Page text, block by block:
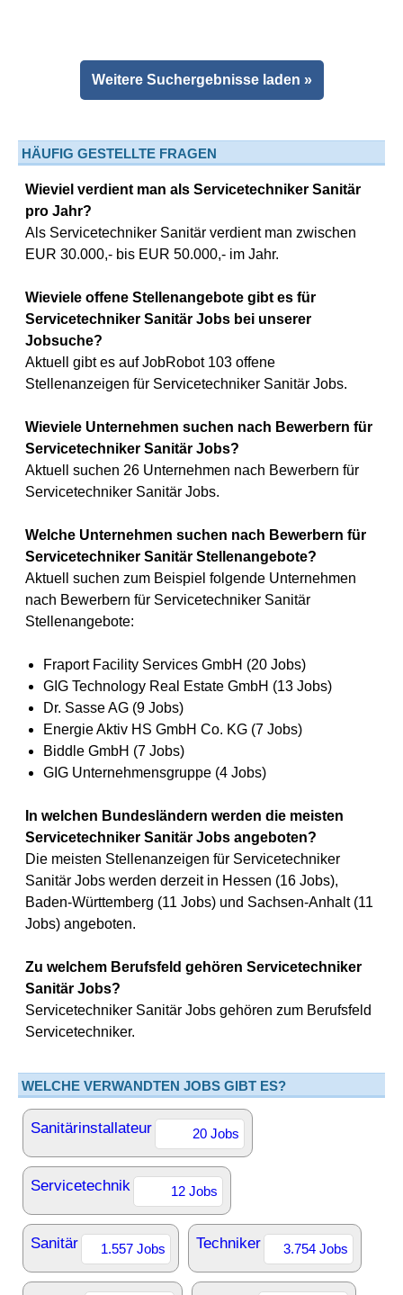
Weitere Suchergebnisse laden »
HÄUFIG GESTELLTE FRAGEN
Wieviel verdient man als Servicetechniker Sanitär
pro Jahr?
Als Servicetechniker Sanitär verdient man zwischen
EUR 30.000,- bis EUR 50.000,- im Jahr.
Wieviele offene Stellenangebote gibt es für
Servicetechniker Sanitär Jobs bei unserer
Jobsuche?
Aktuell gibt es auf JobRobot 103 offene
Stellenanzeigen für Servicetechniker Sanitär Jobs.
Wieviele Unternehmen suchen nach Bewerbern für
Servicetechniker Sanitär Jobs?
Aktuell suchen 26 Unternehmen nach Bewerbern für
Servicetechniker Sanitär Jobs.
Welche Unternehmen suchen nach Bewerbern für
Servicetechniker Sanitär Stellenangebote?
Aktuell suchen zum Beispiel folgende Unternehmen
nach Bewerbern für Servicetechniker Sanitär
Stellenangebote:
Fraport Facility Services GmbH (20 Jobs)
GIG Technology Real Estate GmbH (13 Jobs)
Dr. Sasse AG (9 Jobs)
Energie Aktiv HS GmbH Co. KG (7 Jobs)
Biddle GmbH (7 Jobs)
GIG Unternehmensgruppe (4 Jobs)
In welchen Bundesländern werden die meisten
Servicetechniker Sanitär Jobs angeboten?
Die meisten Stellenanzeigen für Servicetechniker
Sanitär Jobs werden derzeit in Hessen (16 Jobs),
Baden-Württemberg (11 Jobs) und Sachsen-Anhalt (11
Jobs) angeboten.
Zu welchem Berufsfeld gehören Servicetechniker
Sanitär Jobs?
Servicetechniker Sanitär Jobs gehören zum Berufsfeld
Servicetechniker.
WELCHE VERWANDTEN JOBS GIBT ES?
Sanitärinstallateur 20 Jobs
Servicetechnik 12 Jobs
Sanitär 1.557 Jobs Techniker 3.754 Jobs